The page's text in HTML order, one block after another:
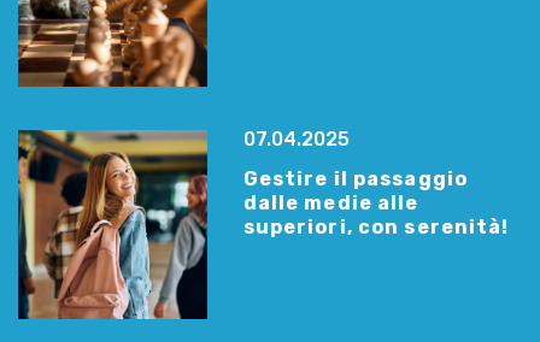
07.04.2025
Gestire il passaggio
dalle medie alle
superiori, con serenità!